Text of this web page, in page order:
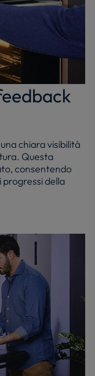
chiara visibilità
Questa
consentendo
della